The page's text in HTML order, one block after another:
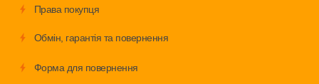
Права покупця
Обмiн, гарантія та повернення
Форма для повернення